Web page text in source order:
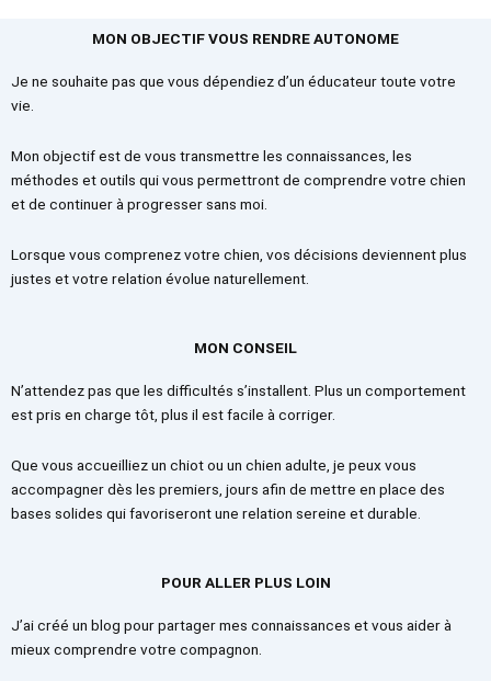
MON OBJECTIF VOUS RENDRE AUTONOME
Je ne souhaite pas que vous dépendiez d’un éducateur toute votre
vie.
Mon objectif est de vous transmettre les connaissances, les
méthodes et outils qui vous permettront de comprendre votre chien
et de continuer à progresser sans moi.
Lorsque vous comprenez votre chien, vos décisions deviennent plus
justes et votre relation évolue naturellement.
MON CONSEIL
N’attendez pas que les difficultés s’installent. Plus un comportement
est pris en charge tôt, plus il est facile à corriger.
Que vous accueilliez un chiot ou un chien adulte, je peux vous
accompagner dès les premiers, jours afin de mettre en place des
bases solides qui favoriseront une relation sereine et durable.
POUR ALLER PLUS LOIN
J’ai créé un blog pour partager mes connaissances et vous aider à
mieux comprendre votre compagnon.